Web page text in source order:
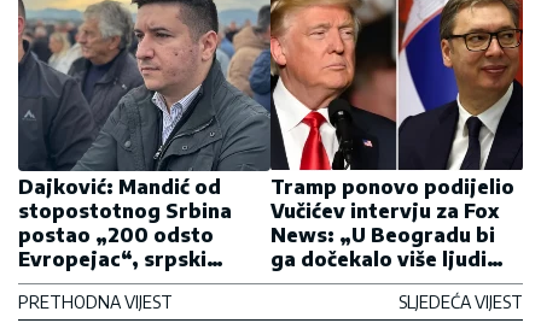
Dajković: Mandić od
stopostotnog Srbina
postao „200 odsto
Evropejac“, srpski
interesi nemaju cijenu
PRETHODNA VIJEST
Tramp ponovo podijelio
Vučićev intervju za Fox
News: „U Beogradu bi
ga dočekalo više ljudi
nego što može da
SLJEDEĆA VIJEST